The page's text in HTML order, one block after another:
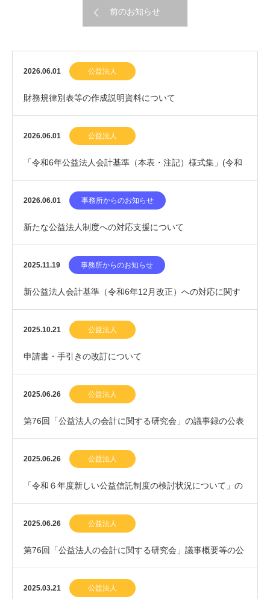
前のお知らせ
2026.06.01 公益法人
財務規律別表等の作成説明資料について
2026.06.01 公益法人
「令和6年公益法人会計基準（本表・注記）様式集」(令和
8年5月)について
2026.06.01 事務所からのお知らせ
新たな公益法人制度への対応支援について
2025.11.19 事務所からのお知らせ
新公益法人会計基準（令和6年12月改正）への対応に関す
るご相談について
2025.10.21 公益法人
申請書・手引きの改訂について
2025.06.26 公益法人
第76回「公益法人の会計に関する研究会」の議事録の公表
について
2025.06.26 公益法人
「令和６年度新しい公益信託制度の検討状況について」の
公表について
2025.06.26 公益法人
第76回「公益法人の会計に関する研究会」議事概要等の公
表について
2025.03.21 公益法人